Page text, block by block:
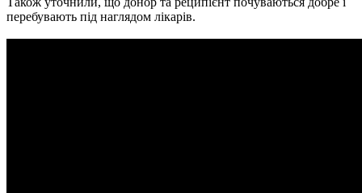
перебувають під наглядом лікарів.